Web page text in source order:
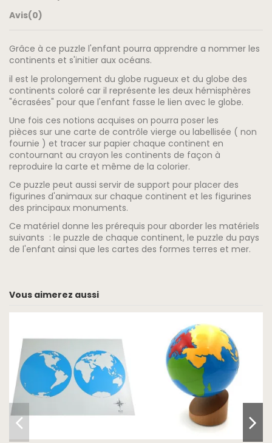
Avis(0)
Grâce à ce puzzle l'enfant pourra apprendre a nommer les
continents et s'initier aux océans.
il est le prolongement du globe rugueux et du globe des
continents coloré car il représente les deux hémisphères
"écrasées" pour que l'enfant fasse le lien avec le globe.
Une fois ces notions acquises on pourra poser les
pièces sur une carte de contrôle vierge ou labellisée ( non
fournie ) et tracer sur papier chaque continent en
contournant au crayon les continents de façon à
reproduire la carte et même de la colorier.
Ce puzzle peut aussi servir de support pour placer des
figurines d'animaux sur chaque continent et les figurines
des principaux monuments.
Ce matériel donne les prérequis pour aborder les matériels
suivants : le puzzle de chaque continent, le puzzle du pays
de l'enfant ainsi que les cartes des formes terres et mer.
Vous aimerez aussi